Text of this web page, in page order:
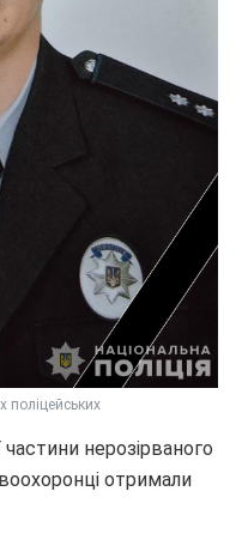
поліцейських
нерозірваного
отримали